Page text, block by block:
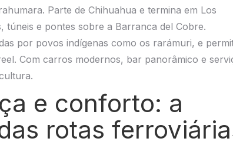
Parte de Chihuahua e termina em Los
túneis e pontes sobre a Barranca del Cobre.
por povos indígenas como os rarámuri, e
Com carros modernos, bar panorâmico e
e conforto: a
rotas